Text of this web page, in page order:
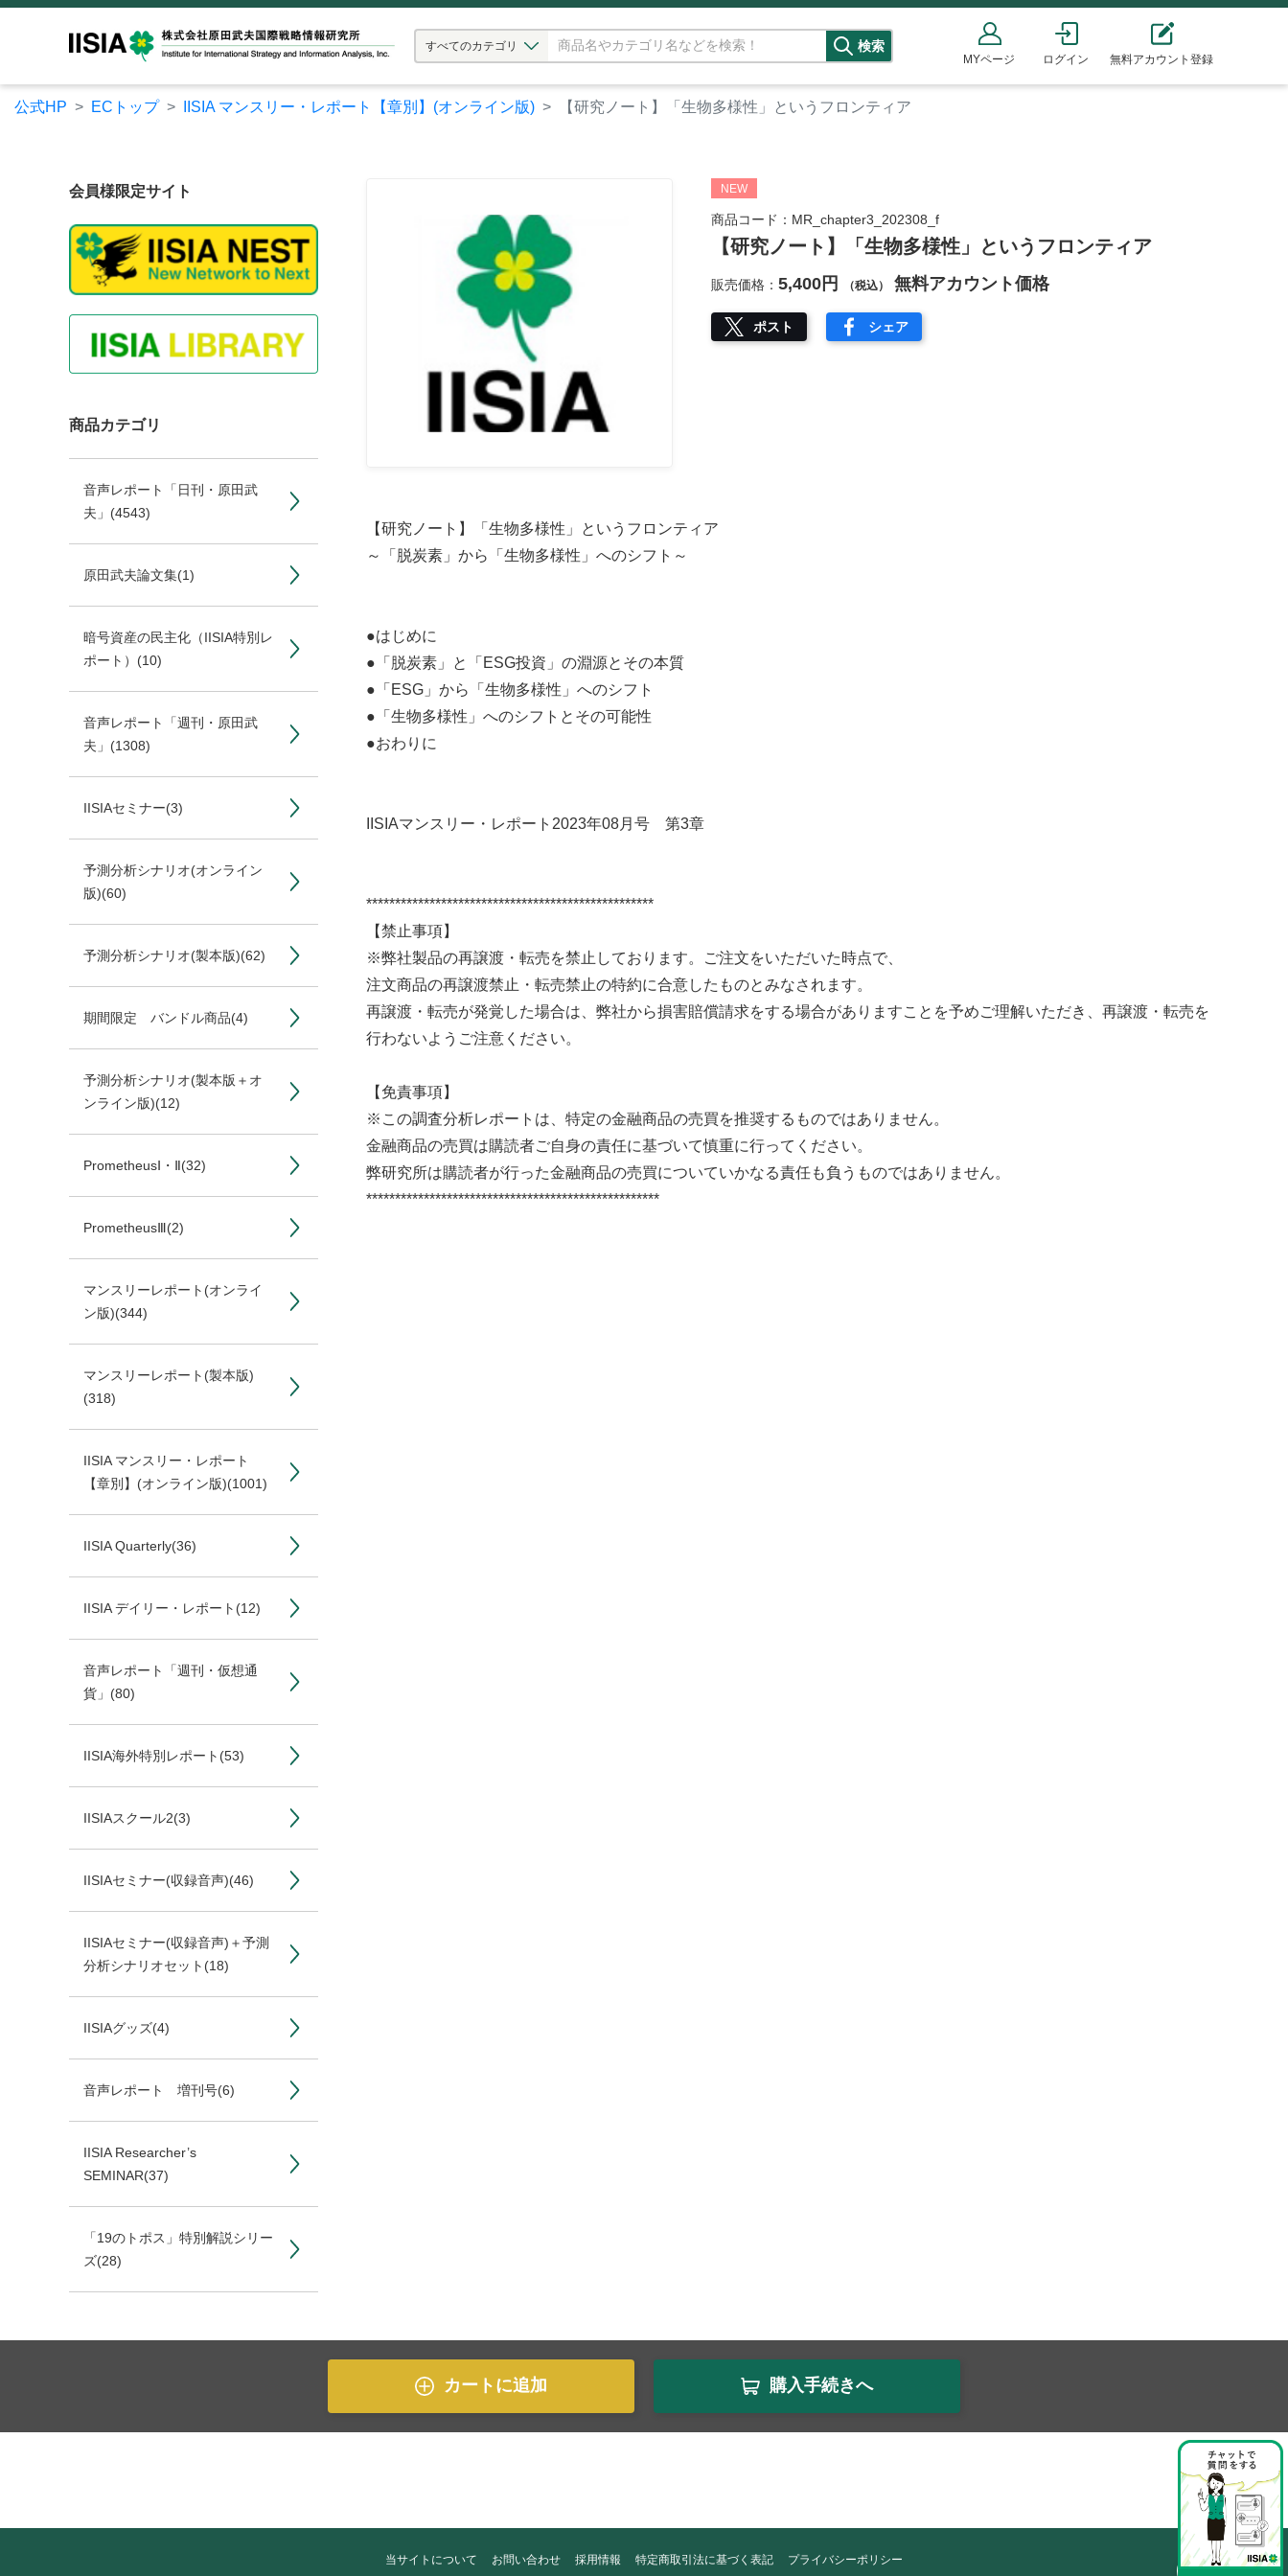
すべてのカテゴリ 検索
MYページ ログイン 無料アカウント登録
公式HP ECトップ IISIA マンスリー・レポート【章別】(オンライン版) 【研究ノート】「生物多様性」というフロンティア
会員様限定サイト
商品カテゴリ
音声レポート「日刊・原田武
夫」 (4543)
原田武夫論文集(1)
暗号資産の民主化（IISIA特別レ
ポート） (10)
音声レポート「週刊・原田武
夫」 (1308)
IISIAセミナー(3)
予測分析シナリオ(オンライン
版)(60)
予測分析シナリオ(製本版)(62)
期間限定 バンドル商品(4)
予測分析シナリオ(製本版＋オ
ンライン版)(12)
PrometheusⅠ・Ⅱ(32)
PrometheusⅢ(2)
マンスリーレポート(オンライ
ン版)(344)
マンスリーレポート(製本版)
(318)
IISIA マンスリー・レポート
【章別】(オンライン版)(1001)
IISIA Quarterly(36)
IISIA デイリー・レポート (12)
音声レポート「週刊・仮想通
貨」 (80)
IISIA海外特別レポート (53)
IISIAスクール2(3)
IISIAセミナー(収録音声)(46)
IISIAセミナー(収録音声)＋予測
分析シナリオセット (18)
IISIAグッズ(4)
音声レポート 増刊号(6)
IISIA Researcher’s
SEMINAR(37)
「19のトポス」特別解説シリー
ズ(28)
NEW
商品コード：MR_chapter3_202308_f
【研究ノート】「生物多様性」というフロンティア
販売価格： 5,400円 （税込） 無料アカウント価格
ポスト シェア
【研究ノート】「生物多様性」というフロンティア
～「脱炭素」から「生物多様性」へのシフト～
●はじめに
●「脱炭素」と「ESG投資」の淵源とその本質
●「ESG」から「生物多様性」へのシフト
●「生物多様性」へのシフトとその可能性
●おわりに
IISIAマンスリー・レポート2023年08月号 第3章
**************************************************
【禁止事項】
※弊社製品の再譲渡・転売を禁止しております。ご注文をいただいた時点で、
注文商品の再譲渡禁止・転売禁止の特約に合意したものとみなされます。
再譲渡・転売が発覚した場合は、弊社から損害賠償請求をする場合がありますことを予めご理解いただき、再譲渡・転売を
行わないようご注意ください。
【免責事項】
※この調査分析レポートは、特定の金融商品の売買を推奨するものではありません。
金融商品の売買は購読者ご自身の責任に基づいて慎重に行ってください。
弊研究所は購読者が行った金融商品の売買についていかなる責任も負うものではありません。
***************************************************
カートに追加 購入手続きへ
当サイトについて お問い合わせ 採用情報 特定商取引法に基づく表記 プライバシーポリシー